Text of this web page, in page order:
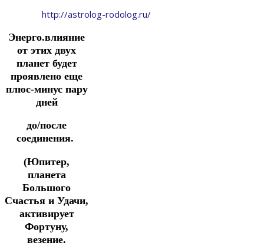
http://astrolog-rodolog.ru/
Энерго.влияние
от этих двух
планет будет
проявлено еще
плюс-минус пару
дней
до/после
соединения.
(Юпитер,
планета
Большого
Счастья и Удачи,
активирует
Фортуну,
везение.